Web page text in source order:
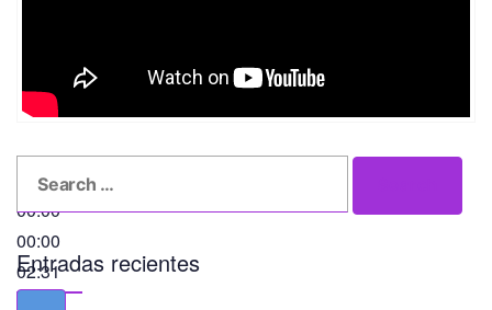
00:00
00:00
02:31
Entradas recientes